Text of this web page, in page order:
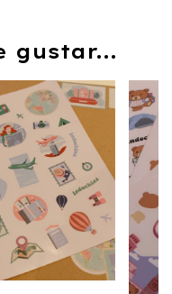
gustar...